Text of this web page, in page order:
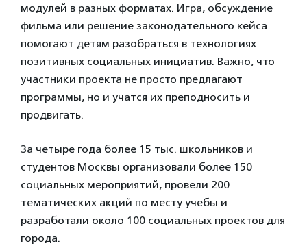
модулей в разных форматах. Игра, обсуждение
фильма или решение законодательного кейса
помогают детям разобраться в технологиях
позитивных социальных инициатив. Важно, что
участники проекта не просто предлагают
программы, но и учатся их преподносить и
продвигать.
За четыре года более 15 тыс. школьников и
студентов Москвы организовали более 150
социальных мероприятий, провели 200
тематических акций по месту учебы и
разработали около 100 социальных проектов для
города.